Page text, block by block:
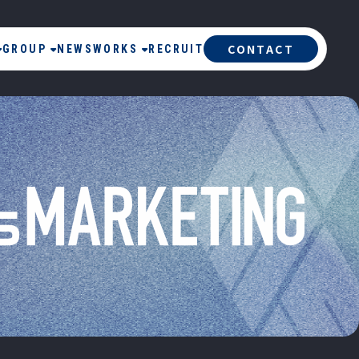
GROUP NEWSWORKS RECRUIT CONTACT